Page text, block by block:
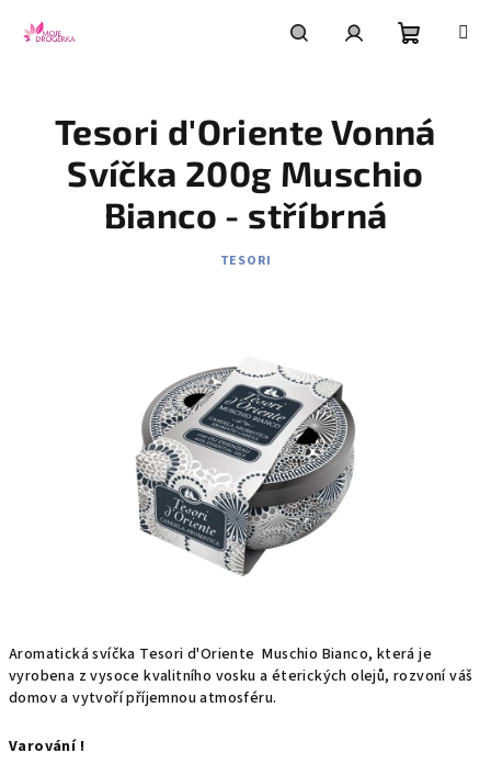
košík
Aromatická svíčka Tesori d'Oriente Muschio Bianco, která je
vyrobena z vysoce kvalitního vosku a éterických olejů, rozvoní váš
domov a vytvoří příjemnou atmosféru.
Varování !
Tesori d'Oriente Vonná
Svíčka 200g Muschio
Bianco - stříbrná
TESORI